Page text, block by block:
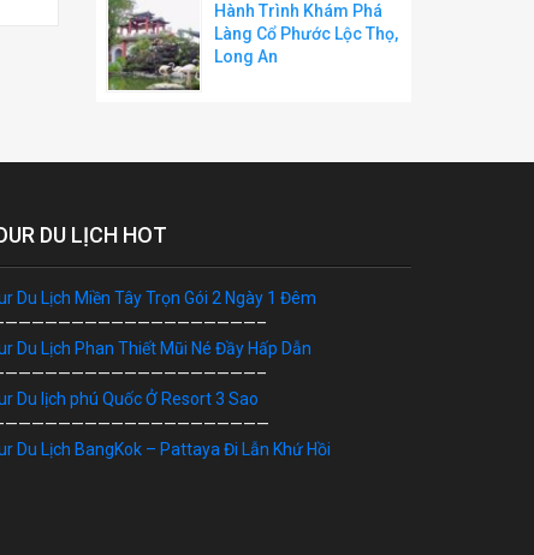
Hành Trình Khám Phá
Làng Cổ Phước Lộc Thọ,
Long An
DU LỊCH HOT
Du Lịch Miền Tây Trọn Gói 2 Ngày 1 Đêm
Du Lịch Phan Thiết Mũi Né Đầy Hấp Dẫn
Du lịch phú Quốc Ở Resort 3 Sao
Du Lịch BangKok – Pattaya Đi Lẫn Khứ Hồi